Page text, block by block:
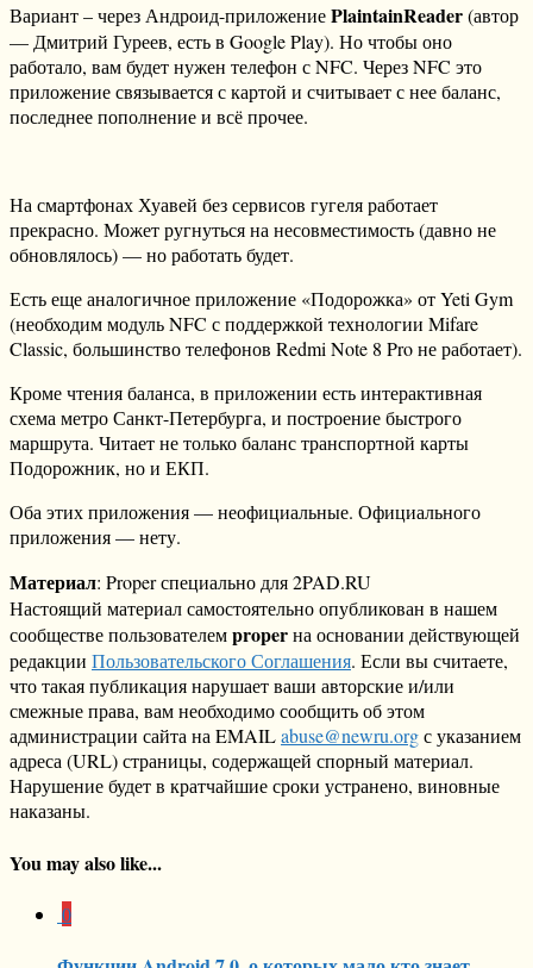
Вариант – через Андроид-приложениеPlaintainReader(автор
— Дмитрий Гуреев, есть в Google Play). Но чтобы оно
работало, вам будет нужен телефон с NFC. Через NFC это
приложение связывается с картой и считывает с нее баланс,
последнее пополнение и всё прочее.
На смартфонах Хуавей без сервисов гугеля работает
прекрасно. Может ругнуться на несовместимость (давно не
обновлялось) — но работать будет.
Есть еще аналогичное приложение «Подорожка» от Yeti Gym
(необходим модуль NFC с поддержкой технологии Mifare
Classic, большинство телефонов Redmi Note 8 Pro не работает).
Кроме чтения баланса, в приложении есть интерактивная
схема метро Санкт-Петербурга, и построение быстрого
маршрута. Читает не только баланс транспортной карты
Подорожник, но и ЕКП.
Оба этих приложения — неофициальные. Официального
приложения — нету.
Материал: Proper специально для 2PAD.RU
Настоящий материал самостоятельно опубликован в нашем
сообществе пользователемproperна основании действующей
редакции Пользовательского Соглашения. Если вы считаете,
что такая публикация нарушает ваши авторские и/или
смежные права, вам необходимо сообщить об этом
администрации сайта на EMAILabuse@newru.orgс указанием
адреса (URL) страницы, содержащей спорный материал.
Нарушение будет в кратчайшие сроки устранено, виновные
наказаны.
You may also like...
0